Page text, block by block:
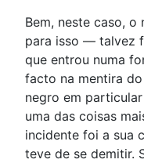
Bem, neste caso,
para isso — talvez
que entrou numa
facto na mentira
negro em
uma das coisas
incidente foi a sua
teve de se demitir.